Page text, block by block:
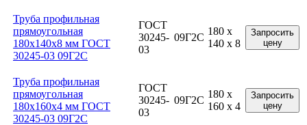
Труба профильная
прямоугольная
180x140x8 мм ГОСТ
30245-03 09Г2С
ГОСТ
30245-
03
09Г2С
180 x
140 x 8
Запросить
цену
Труба профильная
прямоугольная
180x160x4 мм ГОСТ
30245-03 09Г2С
ГОСТ
30245-
03
09Г2С
180 x
160 x 4
Запросить
цену